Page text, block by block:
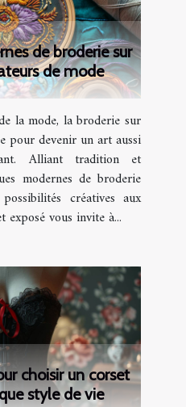
de broderie sur
de mode
la mode, la broderie sur
pour devenir un art aussi
Alliant tradition et
modernes de broderie
créatives aux
exposé vous invite à...
choisir un corset
style de vie